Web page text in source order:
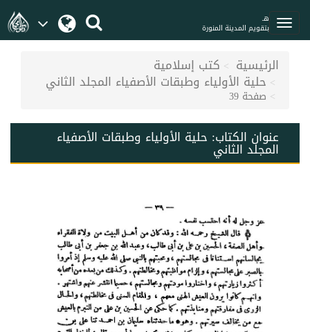
هـ
بتقويم المدينة المنورة
الرئيسية كتب إسلامية
حلية الأولياء وطبقات الأصفياء المجلد الثاني
صفحة 39
عنوان الكتاب: حلية الأولياء وطبقات الأصفياء
المجلد الثاني